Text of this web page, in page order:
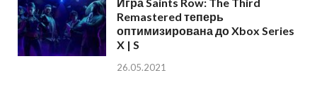
Remastered теперь
оптимизирована до Xbox Series
X | S
26.05.2021